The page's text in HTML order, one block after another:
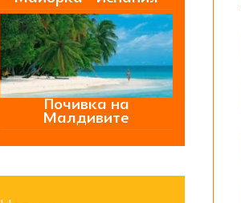
Почивка на
Малдивите